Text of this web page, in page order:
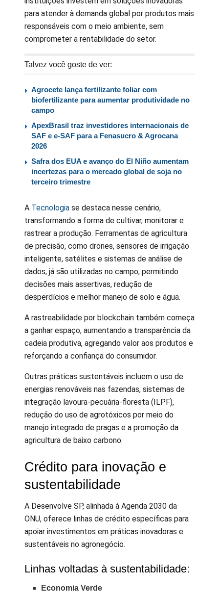
para atender à demanda global por produtos mais
responsáveis com o meio ambiente, sem
comprometer a rentabilidade do setor.
Talvez você goste de ver:
Agrocete lança fertilizante foliar com
biofertilizante para aumentar produtividade no
campo
ApexBrasil traz investidores internacionais de
SAF e e-SAF para a Fenasucro & Agrocana
2026
Safra dos EUA e avanço do El Niño aumentam
incertezas para o mercado global de soja no
terceiro trimestre
A Tecnologia se destaca nesse cenário,
transformando a forma de cultivar, monitorar e
rastrear a produção. Ferramentas de agricultura
de precisão, como drones, sensores de irrigação
inteligente, satélites e sistemas de análise de
dados, já são utilizadas no campo, permitindo
decisões mais assertivas, redução de
desperdícios e melhor manejo de solo e água.
A rastreabilidade por blockchain também começa
a ganhar espaço, aumentando a transparência da
cadeia produtiva, agregando valor aos produtos e
reforçando a confiança do consumidor.
Outras práticas sustentáveis incluem o uso de
energias renováveis nas fazendas, sistemas de
integração lavoura-pecuária-floresta (ILPF),
redução do uso de agrotóxicos por meio do
manejo integrado de pragas e a promoção da
agricultura de baixo carbono.
Crédito para inovação e
sustentabilidade
A Desenvolve SP, alinhada à Agenda 2030 da
ONU, oferece linhas de crédito específicas para
apoiar investimentos em práticas inovadoras e
sustentáveis no agronegócio.
Linhas voltadas à sustentabilidade:
Economia Verde